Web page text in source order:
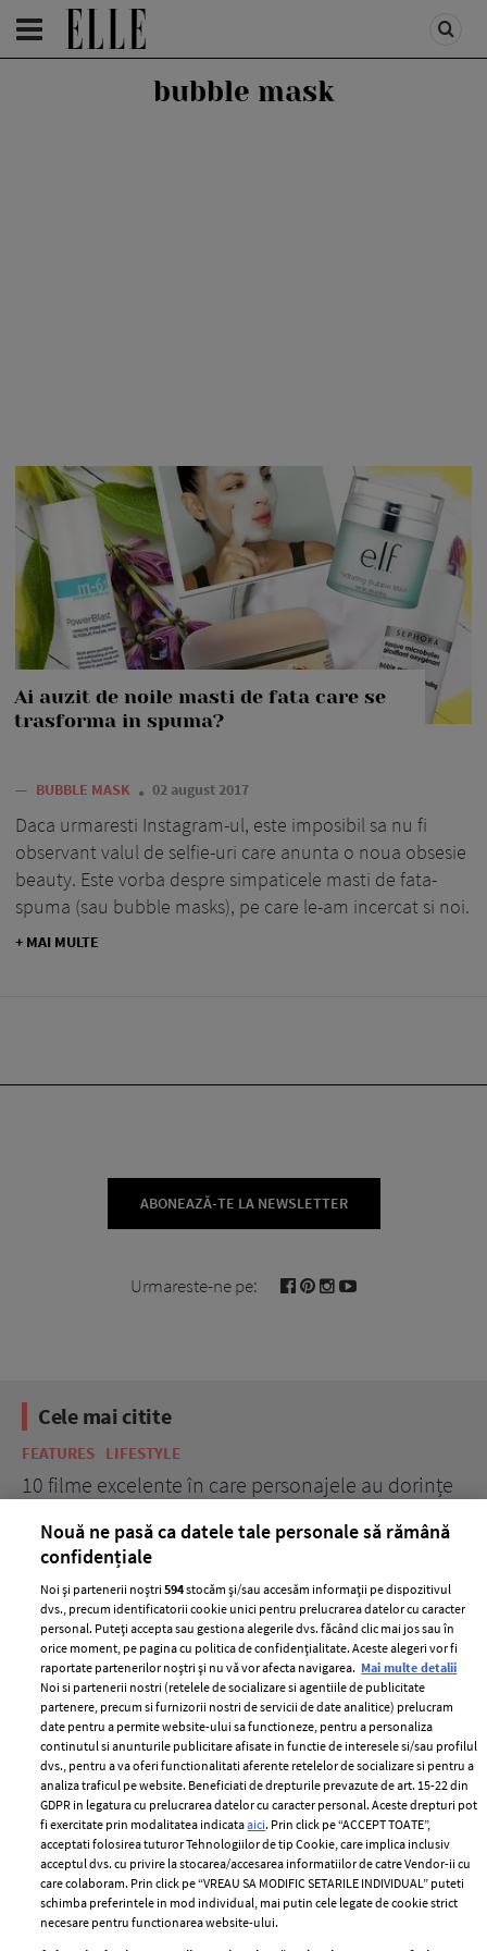
HOMEPAGE /BEAUTY
bubble mask
Ai auzit de noile masti de fata care se
trasforma in spuma?
— BUBBLE MASK 02 august 2017
Daca urmaresti Instagram-ul, este imposibil sa nu fi
observant valul de selfie-uri care anunta o noua obsesie
beauty. Este vorba despre simpaticele masti de fata-
spuma (sau bubble masks), pe care le-am incercat si noi.
+ MAI MULTE
ABONEAZĂ-TE LA NEWSLETTER
Urmareste-ne pe:
Cele mai citite
FEATURES LIFESTYLE
10 filme excelente în care personajele au dorințe
ELLE Style Awards
2024
Despre ELLE
Romania
Contact
Abonamente
Termeni si conditii
Politica de
confidențialitate
Politica de cookies
Publicitate
Nouă ne pasă ca datele tale personale să rămână
confidențiale
Noi și partenerii noștri594stocăm și/sau accesăm informații pe dispozitivul
dvs., precum identificatorii cookie unici pentru prelucrarea datelor cu caracter
personal. Puteți accepta sau gestiona alegerile dvs. făcând clic mai jos sau în
orice moment, pe pagina cu politica de confidențialitate. Aceste alegeri vor fi
raportate partenerilor noștri și nu vă vor afecta navigarea. Mai multe detalii
Noi si partenerii nostri (retelele de socializare si agentiile de publicitate
partenere, precum si furnizorii nostri de servicii de date analitice) prelucram
date pentru a permite website-ului sa functioneze, pentru a personaliza
continutul si anunturile publicitare afisate in functie de interesele si/sau profilul
dvs., pentru a va oferi functionalitati aferente retelelor de socializare si pentru a
analiza traficul pe website. Beneficiati de drepturile prevazute de art. 15-22 din
GDPR in legatura cu prelucrarea datelor cu caracter personal. Aceste drepturi pot
fi exercitate prin modalitatea indicataaici. Prin click pe “ACCEPT TOATE”,
acceptati folosirea tuturor Tehnologiilor de tip Cookie, care implica inclusiv
acceptul dvs. cu privire la stocarea/accesarea informatiilor de catre Vendor-ii cu
care colaboram. Prin click pe “VREAU SA MODIFIC SETARILE INDIVIDUAL” puteti
schimba preferintele in mod individual, mai putin cele legate de cookie strict
necesare pentru functionarea website-ului.